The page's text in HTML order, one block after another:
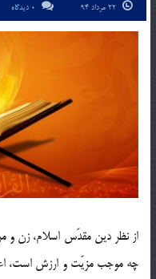
0 دیدگاه
از نظر دين مقدّس اسلام، زن و
چه موجب مزيّت و ارزش است،